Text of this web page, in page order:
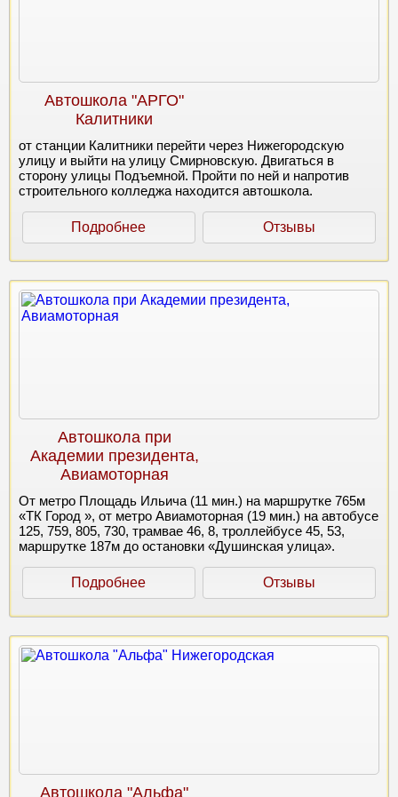
Автошкола "АРГО"
Калитники
от станции Калитники перейти через Нижегородскую
улицу и выйти на улицу Смирновскую. Двигаться в
сторону улицы Подъемной. Пройти по ней и напротив
строительного колледжа находится автошкола.
Подробнее Отзывы
Автошкола при
Академии президента,
Авиамоторная
От метро Площадь Ильича (11 мин.) на маршрутке 765м
«ТК Город », от метро Авиамоторная (19 мин.) на автобусе
125, 759, 805, 730, трамвае 46, 8, троллейбусе 45, 53,
маршрутке 187м до остановки «Душинская улица».
Подробнее Отзывы
Автошкола "Альфа"